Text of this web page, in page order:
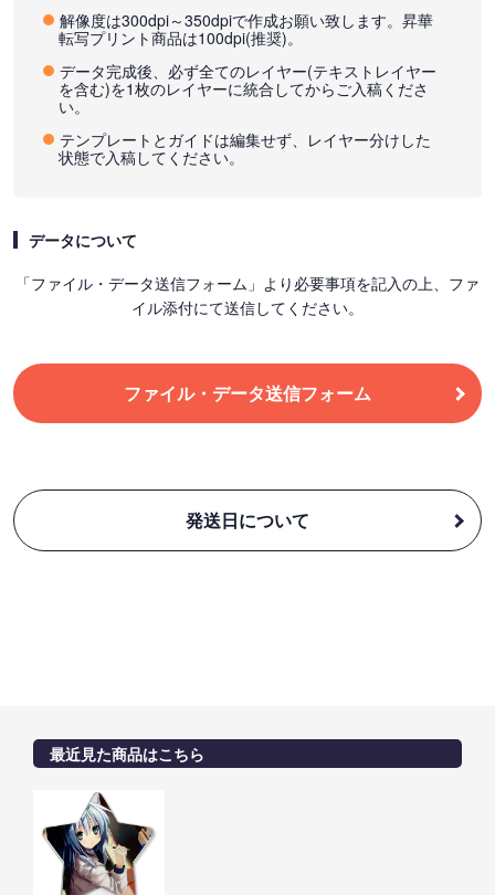
解像度は300dpi～350dpiで作成お願い致します。昇華
転写プリント商品は100dpi(推奨)。
データ完成後、必ず全てのレイヤー(テキストレイヤー
を含む)を1枚のレイヤーに統合してからご入稿くださ
い。
テンプレートとガイドは編集せず、レイヤー分けした
状態で入稿してください。
データについて
「ファイル・データ送信フォーム」より必要事項を記入の上、ファ
イル添付にて送信してください。
ファイル・データ送信フォーム
発送日について
最近見た商品はこちら